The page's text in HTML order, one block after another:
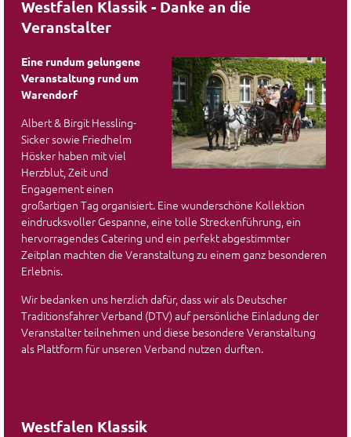
Westfalen Klassik - Danke an die
Veranstalter
Eine rundum gelungene
Veranstaltung rund um
Warendorf
Albert & Birgit Hessling-
Sicker sowie Friedhelm
Hösker haben mit viel
Herzblut, Zeit und
Engagement einen
großartigen Tag organisiert. Eine wunderschöne Kollektion
eindrucksvoller Gespanne, eine tolle Streckenführung, ein
hervorragendes Catering und ein perfekt abgestimmter
Zeitplan machten die Veranstaltung zu einem ganz besonderen
Erlebnis.
Wir bedanken uns herzlich dafür, dass wir als Deutscher
Traditionsfahrer Verband (DTV) auf persönliche Einladung der
Veranstalter teilnehmen und diese besondere Veranstaltung
als Plattform für unseren Verband nutzen durften.
Westfalen Klassik